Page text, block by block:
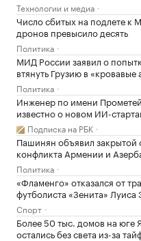
Технологии и медиа
Число сбитых на подлете к
дронов превысило десять
Политика
МИД России заявил о
втянуть Грузию в
Политика
Инженер по имени
известно о новом ИИ-
Подписка на РБК
Пашинян объявил закрытой
конфликта Армении и
Политика
«Фламенго» отказался от
футболиста «Зенита» Луиса
Спорт
Более 50 тыс. домов на юге
остались без света из-за